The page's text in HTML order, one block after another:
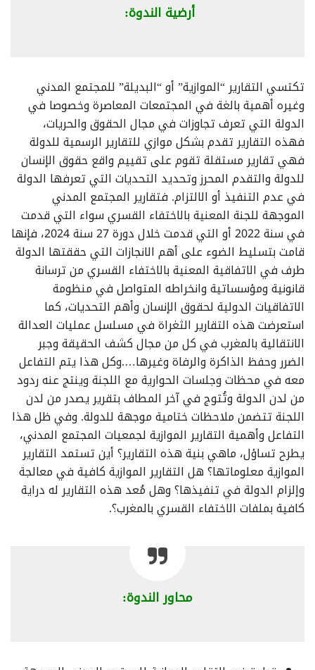
أرضية الندوة:
تكتسي التقارير “الموازية” أو “البديلة” للمجتمع المدني
وغيره أهمية بالغة في المجتمعات المعاصرة وخصوصا في
الدولة التي تعرف تجاوزات في مجال الحقوق والحريات،
فهذه التقارير تقدم بشكل موازي للتقارير الرسمية للدولة
فهي تقارير مستقلة تقوم على تقييم واقع حقوق الإنسان
للدولة والتقدم المحرز وتحديد التحديات التي تعرفها الدولة
في عدم التنفيذ أو الالتزام. فتقارير المجتمع المدني
الموجهة للجنة المعنية بالاختفاء القسري سواء التي قدمت
في سنة 2022 أو التي قدمت خلال دورة 27 سنة 2024، فإنها
قامت بتسليط الضوء على أهم الانجازات التي حققتها الدولة
طرف في الاتفاقية المعنية بالاختفاء القسري من ترسانة
قانونية ومؤسساتية وانخراطه المتواصل في منظومة
الاتفاقيات الدولية لحقوق الإنسان وأهم التحديات، كما
استعرضت هذه التقارير الثغراة في مسلسل عمليات العدالة
الانتقالية بالمغرب في كل من مجال كشف الحقيقة وجبر
الضرر وحفظ الذاكرة والرفاة وغيرها….وكل هذا يتم التفاعل
معه في محظات وجلسات الحوارية مع اللجنة وينتج عنه ردود
من لدن الدولة وتُتوج في آخر المطاف بتقرير يصدر من لدن
اللجنة تتضمن ملاحظات ختامية موجهة للدولة. وفي ظل هذا
التفاعل وأهمية التقارير الموازية لجمعيات المجتمع المدني،
يطرح تساؤل، ماهي بنية هذه التقارير؟ أين تستمد التقارير
الموازية معلوماتها؟ هل التقارير الموازية كافية في معالجة
وإلزام الدولة في تنفيذها؟ وهل مُعد هذه التقارير له دراية
كافية بملفات الاختفاء القسري بالمغرب؟.
محاور الندوة: